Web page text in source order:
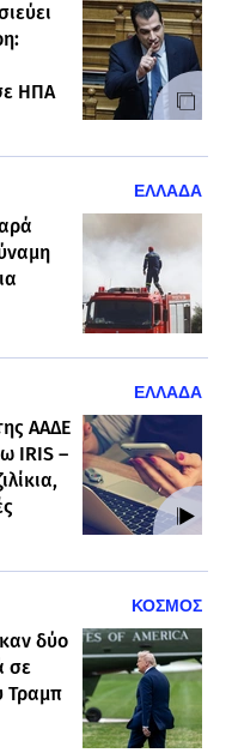
ΗΠΑ
ΕΛΛΑΔΑ
ΕΛΛΑΔΑ
ΑΑΔΕ
IRIS –
ΚΟΣΜΟΣ
δύο
σε
Τραμπ